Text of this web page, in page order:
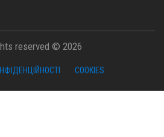
reserved © 2026
COOKIES